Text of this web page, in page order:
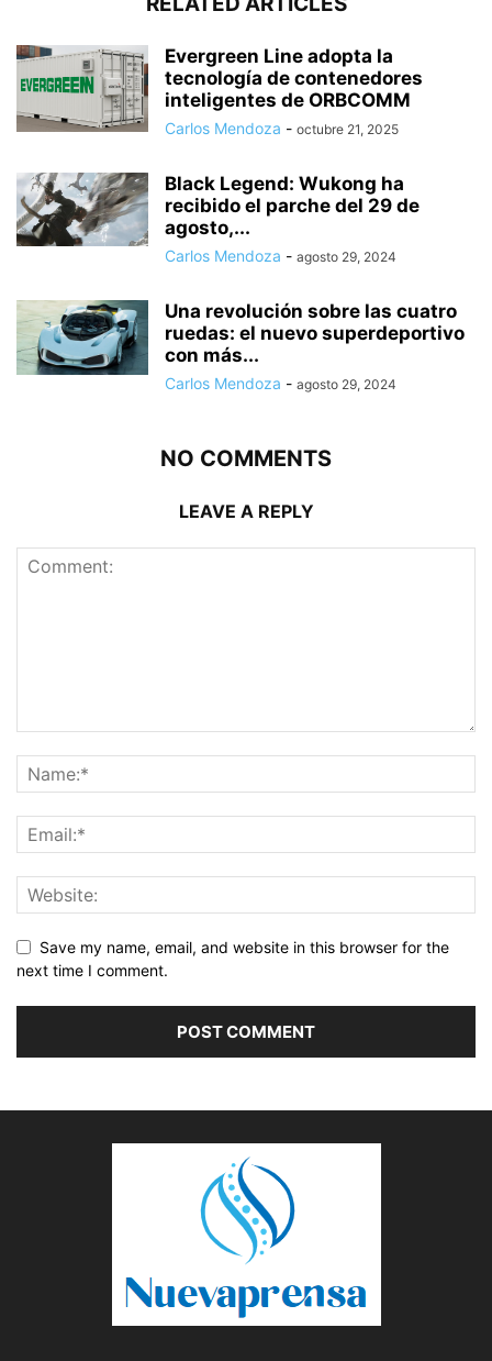
Evergreen Line adopta la
tecnología de contenedores
inteligentes de ORBCOMM
Carlos Mendoza - octubre 21, 2025
Black Legend: Wukong ha
recibido el parche del 29 de
agosto,...
Carlos Mendoza - agosto 29, 2024
Una revolución sobre las cuatro
ruedas: el nuevo superdeportivo
con más...
Carlos Mendoza - agosto 29, 2024
NO COMMENTS
LEAVE A REPLY
Save my name, email, and website in this browser for the
next time I comment.